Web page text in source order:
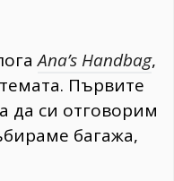
Ana’s Handbag,
Първите
да си отговорим
багажа,